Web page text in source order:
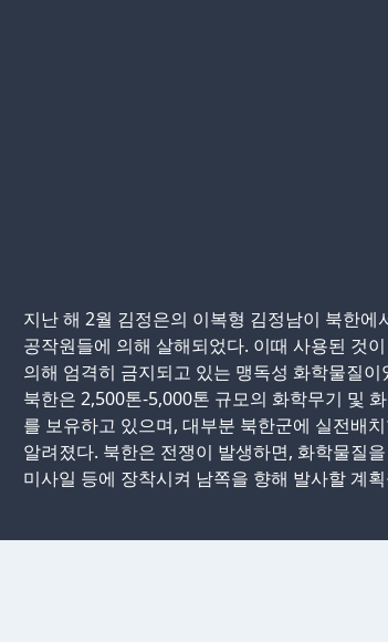
지난 해 2월 김정은의 이복형 김정남이 북한에
공작원들에 의해 살해되었다. 이때 사용된 것
의해 엄격히 금지되고 있는 맹독성 화학물질이
북한은 2,500톤-5,000톤 규모의 화학무기 및
를 보유하고 있으며, 대부분 북한군에 실전배
알려졌다. 북한은 전쟁이 발생하면, 화학물질
미사일 등에 장착시켜 남쪽을 향해 발사할 계